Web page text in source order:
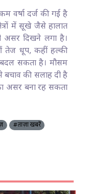
वर्षा दर्ज की गई है
में सूखे जैसे हालात
दिखने लगा है।
तेज धूप, कहीं हल्की
बदल सकता है। मौसम
बचाव की सलाह दी है
असर बना रह सकता
#ताज़ा खबरें